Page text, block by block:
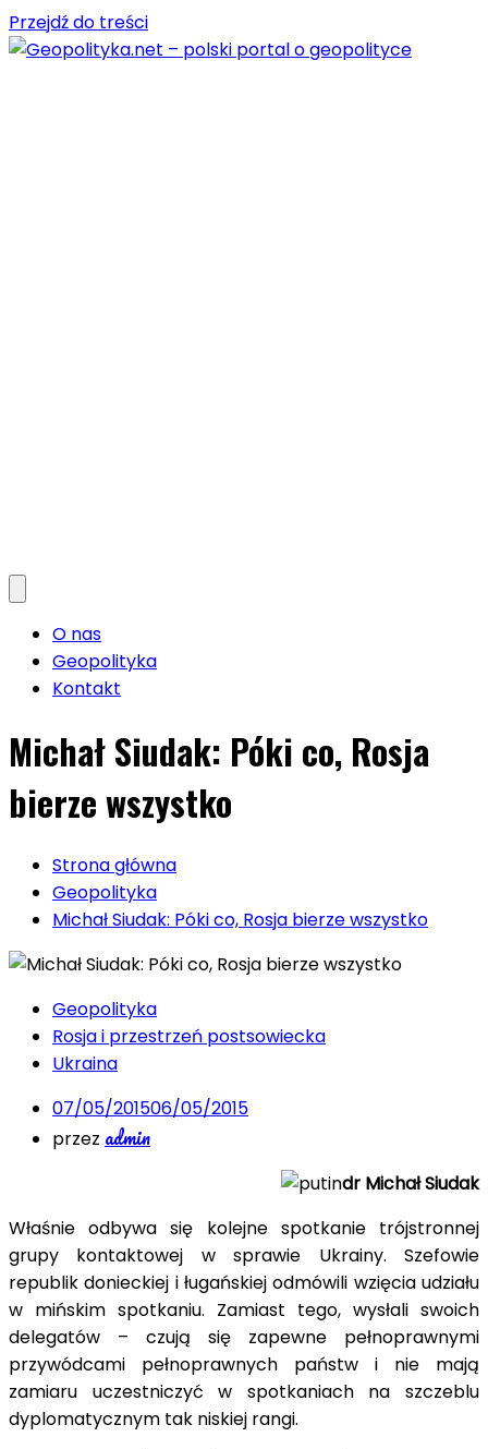
Przejdź do treści
O nas
Geopolityka
Kontakt
Michał Siudak: Póki co, Rosja
bierze wszystko
Strona główna
Geopolityka
Michał Siudak: Póki co, Rosja bierze wszystko
Geopolityka
Rosja i przestrzeń postsowiecka
Ukraina
07/05/201506/05/2015
przez admin
dr Michał Siudak
Właśnie odbywa się kolejne spotkanie trójstronnej
grupy kontaktowej w sprawie Ukrainy. Szefowie
republik donieckiej i ługańskiej odmówili wzięcia udziału
w mińskim spotkaniu. Zamiast tego, wysłali swoich
delegatów – czują się zapewne pełnoprawnymi
przywódcami pełnoprawnych państw i nie mają
zamiaru uczestniczyć w spotkaniach na szczeblu
dyplomatycznym tak niskiej rangi.